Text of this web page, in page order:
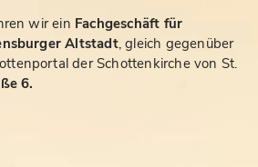
wir ein Fachgeschäft für
Altstadt, gleich gegenüber
der Schottenkirche von St.
6.